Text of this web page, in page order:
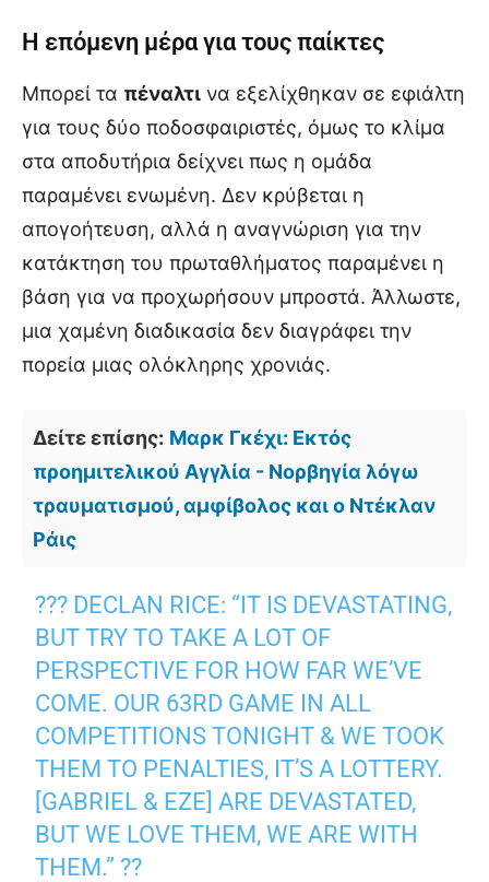
Η επόμενη μέρα για τους παίκτες
Μπορεί τα πέναλτι να εξελίχθηκαν σε εφιάλτη
για τους δύο ποδοσφαιριστές, όμως το κλίμα
στα αποδυτήρια δείχνει πως η ομάδα
παραμένει ενωμένη. Δεν κρύβεται η
απογοήτευση, αλλά η αναγνώριση για την
κατάκτηση του πρωταθλήματος παραμένει η
βάση για να προχωρήσουν μπροστά. Άλλωστε,
μια χαμένη διαδικασία δεν διαγράφει την
πορεία μιας ολόκληρης χρονιάς.
Δείτε επίσης: Μαρκ Γκέχι: Εκτός
προημιτελικού Αγγλία - Νορβηγία λόγω
τραυματισμού, αμφίβολος και ο Ντέκλαν
Ράις
??? DECLAN RICE: “IT IS DEVASTATING,
BUT TRY TO TAKE A LOT OF
PERSPECTIVE FOR HOW FAR WE’VE
COME. OUR 63RD GAME IN ALL
COMPETITIONS TONIGHT & WE TOOK
THEM TO PENALTIES, IT’S A LOTTERY.
[GABRIEL & EZE] ARE DEVASTATED,
BUT WE LOVE THEM, WE ARE WITH
THEM.” ??